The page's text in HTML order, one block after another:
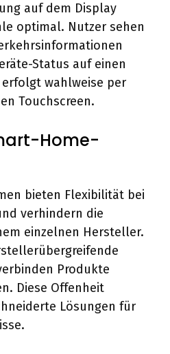
auf dem Display
optimal. Nutzer sehen
Status auf einen
wahlweise per
Touchscreen.
Home-
bieten Flexibilität bei
verhindern die
einzelnen Hersteller.
Produkte
Diese Offenheit
Lösungen für